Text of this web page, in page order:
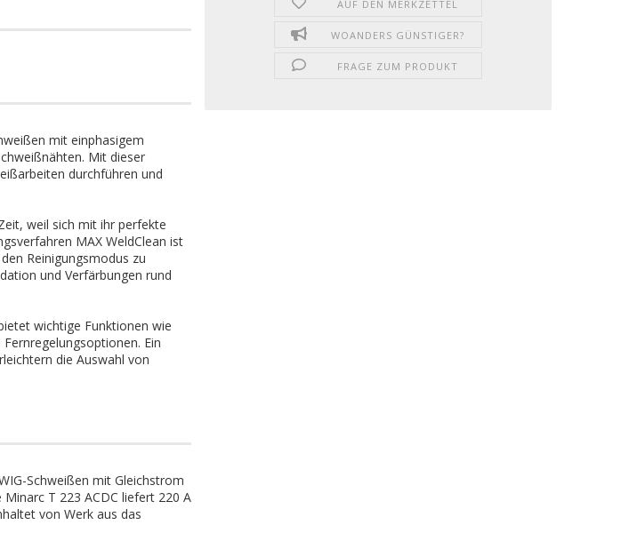
AUF DEN MERKZETTEL
WOANDERS GÜNSTIGER?
FRAGE ZUM PRODUKT
mit einphasigem
Mit dieser
durchführen und
weil sich mit ihr perfekte
MAX WeldClean ist
Reinigungsmodus zu
und Verfärbungen rund
wichtige Funktionen wie
Ein
die Auswahl von
Schweißen mit Gleichstrom
T 223 ACDC liefert 220 A
von Werk aus das